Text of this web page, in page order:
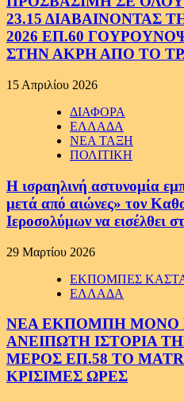
23.15 ΔΙΑΒΑΙΝΟΝΤΑΣ
2026 ΕΠ.60
ΣΤΗΝ ΑΚΡΗ ΑΠΟ ΤΟ
15 Απριλίου 2026
ΔΙΑΦΟΡΑ
ΕΛΛΑΔΑ
ΝΕΑ ΤΑΞΗ
ΠΟΛΙΤΙΚΗ
Η ισραηλινή αστυνομία
μετά από αιώνες» τον
Ιεροσολύμων να εισέλθει
29 Μαρτίου 2026
ΕΚΠΟΜΠΕΣ
ΕΛΛΑΔΑ
ΝΕΑ ΕΚΠΟΜΠΗ ΜΟΝΟ
ΑΝΕΙΠΩΤΗ ΙΣΤΟΡΙΑ
ΜΕΡΟΣ ΕΠ.58 ΤΟ
ΚΡΙΣΙΜΕΣ ΩΡΕΣ